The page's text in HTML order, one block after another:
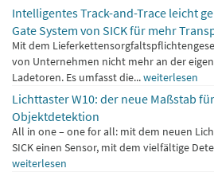
Intelligentes Track-and-Trace leicht
Gate System von SICK für mehr
Mit dem
von Unternehmen nicht mehr an der
Ladetoren. Es umfasst die...weiterlesen
Lichttaster W10: der neue Maßstab
Objektdetektion
All in one – one for all: mit dem neuen
SICK einen Sensor, mit dem vielfältige
weiterlesen